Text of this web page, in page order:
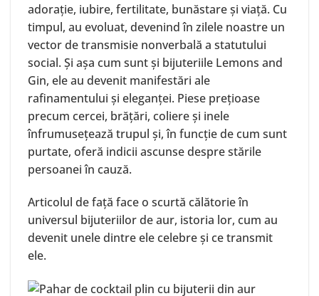
adorație, iubire, fertilitate, bunăstare și viață. Cu
timpul, au evoluat, devenind în zilele noastre un
vector de transmisie nonverbală a statutului
social. Și așa cum sunt și bijuteriile Lemons and
Gin, ele au devenit manifestări ale
rafinamentului și eleganței. Piese prețioase
precum cercei, brățări, coliereși inele
înfrumusețează trupul și, în funcție de cum sunt
purtate, oferă indicii ascunse despre stările
persoanei în cauză.
Articolul de față face o scurtă călătorie în
universul bijuteriilor de aur, istoria lor, cum au
devenit unele dintre ele celebre și ce transmit
ele.